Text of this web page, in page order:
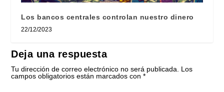
Los bancos centrales controlan nuestro dinero
22/12/2023
Deja una respuesta
Tu dirección de correo electrónico no será publicada. Los
campos obligatorios están marcados con*